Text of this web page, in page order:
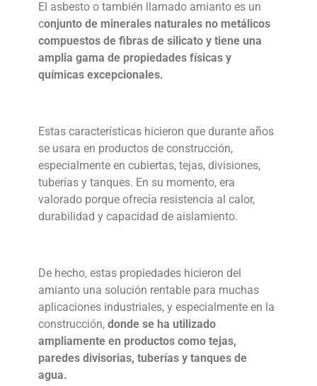
El asbesto o también llamado amianto es un
conjunto de minerales naturales no metálicos
compuestos de fibras de silicato y tiene una
amplia gama de propiedades físicas y
químicas excepcionales.
Estas características hicieron que durante años
se usara en productos de construcción,
especialmente en cubiertas, tejas, divisiones,
tuberías y tanques. En su momento, era
valorado porque ofrecía resistencia al calor,
durabilidad y capacidad de aislamiento.
De hecho, estas propiedades hicieron del
amianto una solución rentable para muchas
aplicaciones industriales, y especialmente en la
construcción,donde se ha utilizado
ampliamente en productos como tejas,
paredes divisorias, tuberías y tanques de
agua.